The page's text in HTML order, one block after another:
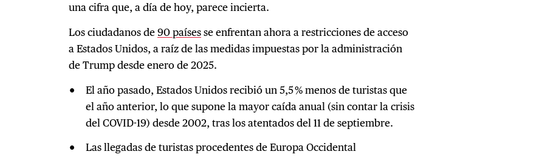
una cifra que, a día de hoy, parece incierta.
Los ciudadanos de90 paísesse enfrentan ahora a restricciones de acceso
a Estados Unidos, a raíz de las medidas impuestas por la administración
de Trump desde enero de 2025.
El año pasado, Estados Unidos recibió un 5,5 % menos de turistas que
el año anterior, lo que supone la mayor caída anual (sin contar la crisis
del COVID-19) desde 2002, tras los atentados del 11 de septiembre.
Las llegadas de turistas procedentes de Europa Occidental